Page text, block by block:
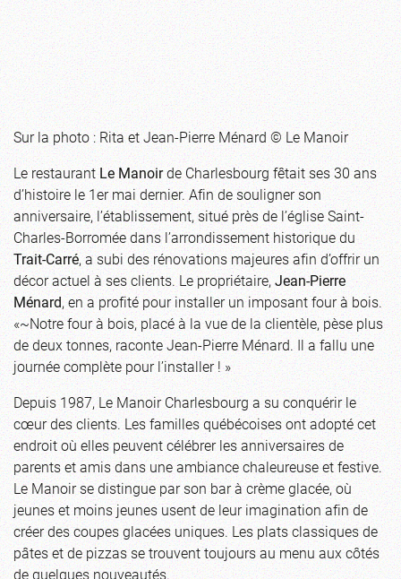
Sur la photo : Rita et Jean-Pierre Ménard © Le Manoir
Le restaurantLe Manoirde Charlesbourg fêtait ses 30 ans
d’histoire le 1er mai dernier. Afin de souligner son
anniversaire, l’établissement, situé près de l’église Saint-
Charles-Borromée dans l’arrondissement historique du
Trait-Carré, a subi des rénovations majeures afin d’offrir un
décor actuel à ses clients. Le propriétaire,Jean-Pierre
Ménard, en a profité pour installer un imposant four à bois.
«~Notre four à bois, placé à la vue de la clientèle, pèse plus
de deux tonnes, raconte Jean-Pierre Ménard. Il a fallu une
journée complète pour l’installer ! »
Depuis 1987, Le Manoir Charlesbourg a su conquérir le
cœur des clients. Les familles québécoises ont adopté cet
endroit où elles peuvent célébrer les anniversaires de
parents et amis dans une ambiance chaleureuse et festive.
Le Manoir se distingue par son bar à crème glacée, où
jeunes et moins jeunes usent de leur imagination afin de
créer des coupes glacées uniques. Les plats classiques de
pâtes et de pizzas se trouvent toujours au menu aux côtés
de quelques nouveautés.